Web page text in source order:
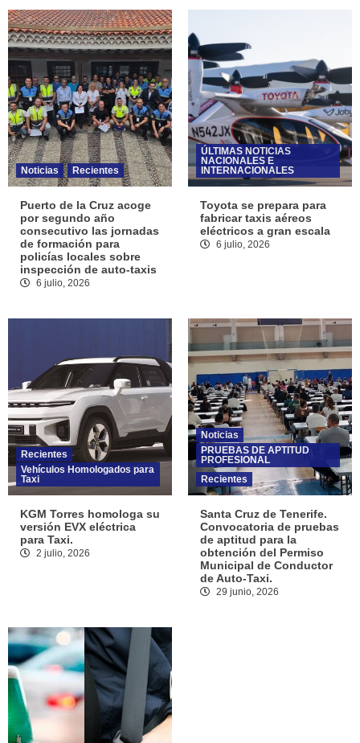
Noticias Recientes
Puerto de la Cruz acoge
por segundo año
consecutivo las jornadas
de formación para
policías locales sobre
inspección de auto-taxis
6 julio, 2026
ÚLTIMAS NOTICIAS
NACIONALES E
INTERNACIONALES
Toyota se prepara para
fabricar taxis aéreos
eléctricos a gran escala
6 julio, 2026
Recientes
Vehículos Homologados para
Taxi
KGM Torres homologa su
versión EVX eléctrica
para Taxi.
2 julio, 2026
Noticias
PRUEBAS DE APTITUD
PROFESIONAL
Recientes
Santa Cruz de Tenerife.
Convocatoria de pruebas
de aptitud para la
obtención del Permiso
Municipal de Conductor
de Auto-Taxi.
29 junio, 2026